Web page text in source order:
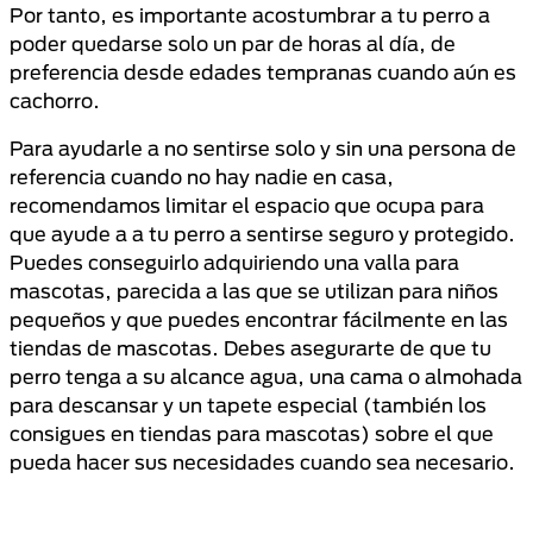
Por tanto, es importante acostumbrar a tu perro a
poder quedarse solo un par de horas al día, de
preferencia desde edades tempranas cuando aún es
cachorro.
Para ayudarle a no sentirse solo y sin una persona de
referencia cuando no hay nadie en casa,
recomendamos limitar el espacio que ocupa para
que ayude a a tu perro a sentirse seguro y protegido.
Puedes conseguirlo adquiriendo una valla para
mascotas, parecida a las que se utilizan para niños
pequeños y que puedes encontrar fácilmente en las
tiendas de mascotas. Debes asegurarte de que tu
perro tenga a su alcance agua, una cama o almohada
para descansar y un tapete especial (también los
consigues en tiendas para mascotas) sobre el que
pueda hacer sus necesidades cuando sea necesario.